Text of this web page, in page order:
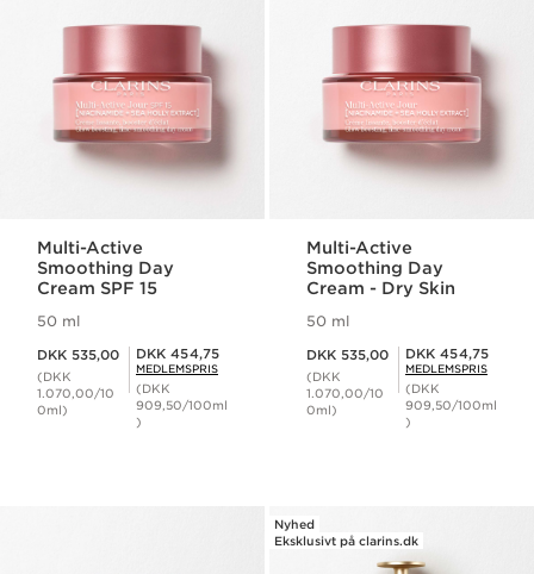
Multi-Active
Smoothing Day
Cream SPF 15
50 ml
DKK 535,00
(DKK
1.070,00/10
0ml)
Medlemspris DKK 454,75
DKK 454,75
MEDLEMSPRIS
(DKK
909,50/100ml
)
Multi-Active
Smoothing Day
Cream - Dry Skin
50 ml
DKK 535,00
(DKK
1.070,00/10
0ml)
Medlemspris DKK 454,75
DKK 454,75
MEDLEMSPRIS
(DKK
909,50/100ml
)
Nyhed
Eksklusivt på clarins.dk